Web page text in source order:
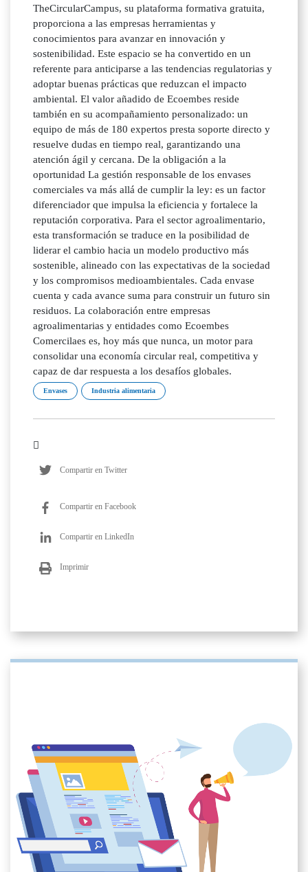
TheCircularCampus, su plataforma formativa gratuita,
proporciona a las empresas herramientas y
conocimientos para avanzar en innovación y
sostenibilidad. Este espacio se ha convertido en un
referente para anticiparse a las tendencias regulatorias y
adoptar buenas prácticas que reduzcan el impacto
ambiental. El valor añadido de Ecoembes reside
también en su acompañamiento personalizado: un
equipo de más de 180 expertos presta soporte directo y
resuelve dudas en tiempo real, garantizando una
atención ágil y cercana. De la obligación a la
oportunidad La gestión responsable de los envases
comerciales va más allá de cumplir la ley: es un factor
diferenciador que impulsa la eficiencia y fortalece la
reputación corporativa. Para el sector agroalimentario,
esta transformación se traduce en la posibilidad de
liderar el cambio hacia un modelo productivo más
sostenible, alineado con las expectativas de la sociedad
y los compromisos medioambientales. Cada envase
cuenta y cada avance suma para construir un futuro sin
residuos. La colaboración entre empresas
agroalimentarias y entidades como Ecoembes
Comercilaes es, hoy más que nunca, un motor para
consolidar una economía circular real, competitiva y
capaz de dar respuesta a los desafíos globales.
Envases Industria alimentaria
Compartir en Twitter
Compartir en Facebook
Compartir en LinkedIn
Imprimir